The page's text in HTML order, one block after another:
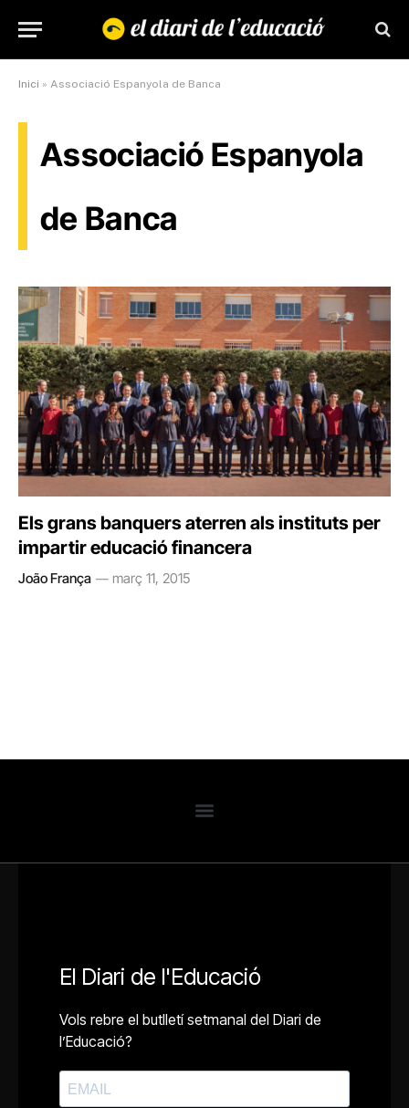
Inici » Associació Espanyola de Banca
Associació Espanyola
de Banca
Els grans banquers aterren als instituts per
impartir educació financera
João França març 11, 2015